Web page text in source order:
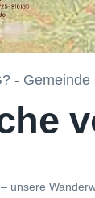
-
unsere